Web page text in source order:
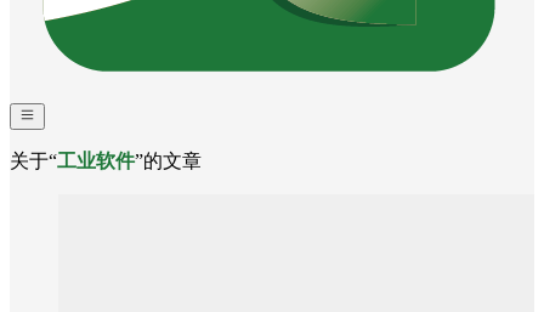
关于“工业软件”的文章